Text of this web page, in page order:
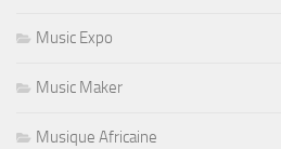
Music Expo
Music Maker
Musique Africaine